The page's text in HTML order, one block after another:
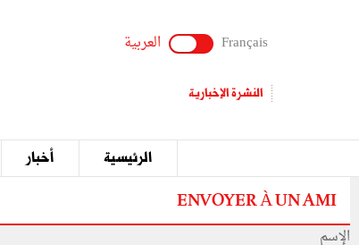
Français العربية
النشرة الإخبارية
الرئيسية أخبار
ENVOYER À UN AMI
الإسم